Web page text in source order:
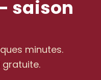
saison
minutes.
gratuite.